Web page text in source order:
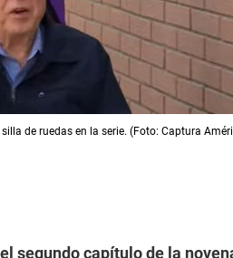
de ruedas en la serie. (Foto: Captura
segundo capítulo de la